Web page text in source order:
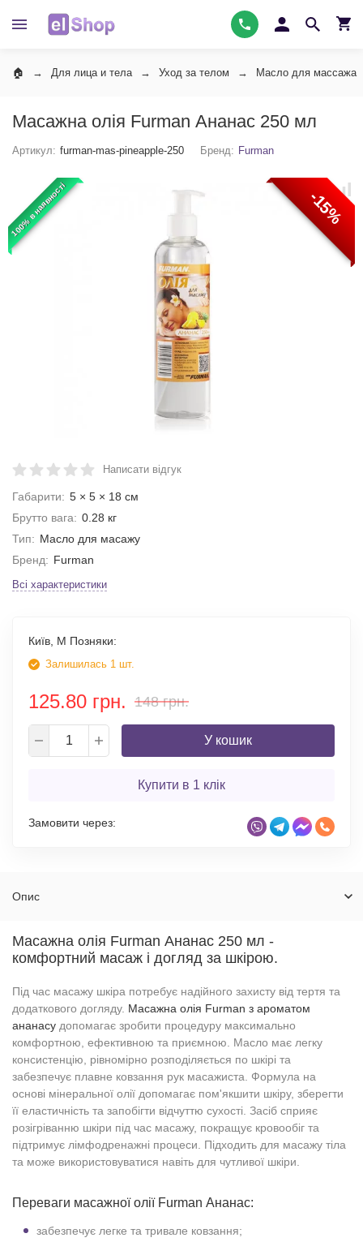
Для лица и тела Уход за телом Масло для массажа
Масажна олія Furman Ананас 250 мл
Артикул: furman-mas-pineapple-250 Бренд: Furman
100% в наявності -15%
Написати відгук
Габарити: 5 × 5 × 18 см
Брутто вага: 0.28 кг
Тип: Масло для масажу
Бренд: Furman
Всі характеристики
Київ, М Позняки:
Залишилась 1 шт.
125.80 грн. 148 грн.
У кошик
Купити в 1 клік
Замовити через:
Опис
Масажна олія Furman Ананас 250 мл -
комфортний масаж і догляд за шкірою.
Під час масажу шкіра потребує надійного захисту від тертя та
додаткового догляду. Масажна олія Furman з ароматом
ананасу допомагає зробити процедуру максимально
комфортною, ефективною та приємною. Масло має легку
консистенцію, рівномірно розподіляється по шкірі та
забезпечує плавне ковзання рук масажиста. Формула на
основі мінеральної олії допомагає пом'якшити шкіру, зберегти
її еластичність та запобігти відчуттю сухості. Засіб сприяє
розігріванню шкіри під час масажу, покращує кровообіг та
підтримує лімфодренажні процеси. Підходить для масажу тіла
та може використовуватися навіть для чутливої шкіри.
Переваги масажної олії Furman Ананас:
забезпечує легке та тривале ковзання;